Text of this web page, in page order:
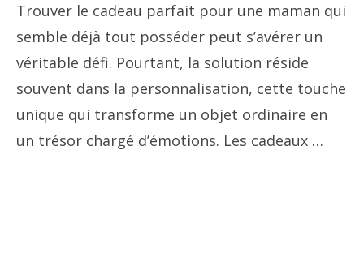
Trouver le cadeau parfait pour une maman qui
semble déjà tout posséder peut s’avérer un
véritable défi. Pourtant, la solution réside
souvent dans la personnalisation, cette touche
unique qui transforme un objet ordinaire en
un trésor chargé d’émotions. Les cadeaux …